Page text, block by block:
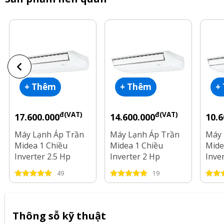
+ Thêm
17.600.000đ(VAT)
Máy Lạnh Áp Trần
Midea 1 Chiều
Inverter 2.5 Hp
MCUCE-22CRFN8
49
+ Thêm
14.600.000đ(VAT)
Máy Lạnh Áp Trần
Midea 1 Chiều
Inverter 2 Hp
MCUCE-18CRFN8
19
+
Máy
Thông sỗ kỹ thuật